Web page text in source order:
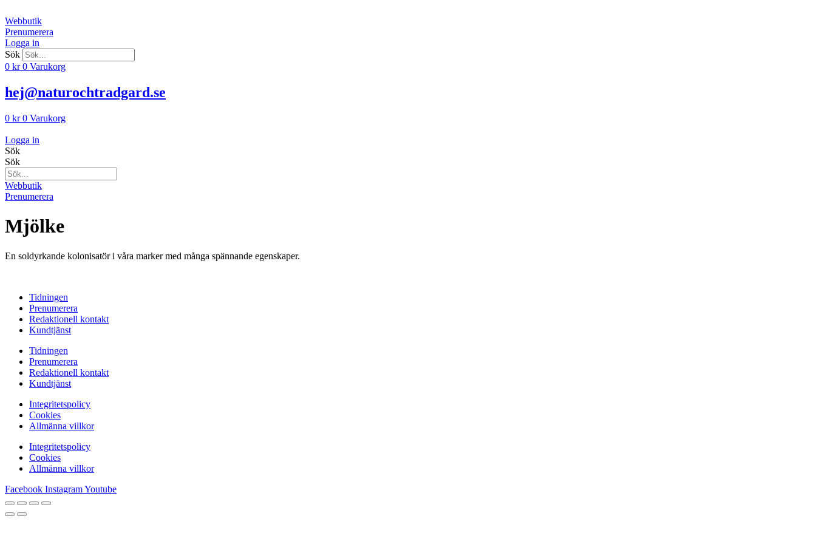
till
innehåll
Webbutik
Prenumerera
Logga in
Sök
0 kr 0 Varukorg
hej@naturochtradgard.se
0 kr 0 Varukorg
Logga in
Sök
Sök
Webbutik
Prenumerera
Mjölke
En soldyrkande kolonisatör i våra marker med många spännande egenskaper.
Tidningen
Prenumerera
Redaktionell kontakt
Kundtjänst
Tidningen
Prenumerera
Redaktionell kontakt
Kundtjänst
Integritetspolicy
Cookies
Allmänna villkor
Integritetspolicy
Cookies
Allmänna villkor
Facebook InstagramYoutube